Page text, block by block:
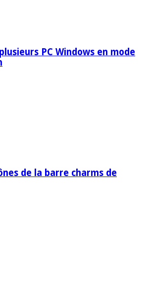
PC Windows en mode
de la barre charms de